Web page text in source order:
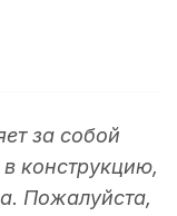
за собой
конструкцию,
Пожалуйста,